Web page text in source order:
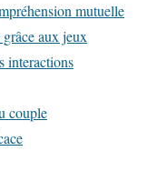
mutuelle
aux jeux
interactions
couple